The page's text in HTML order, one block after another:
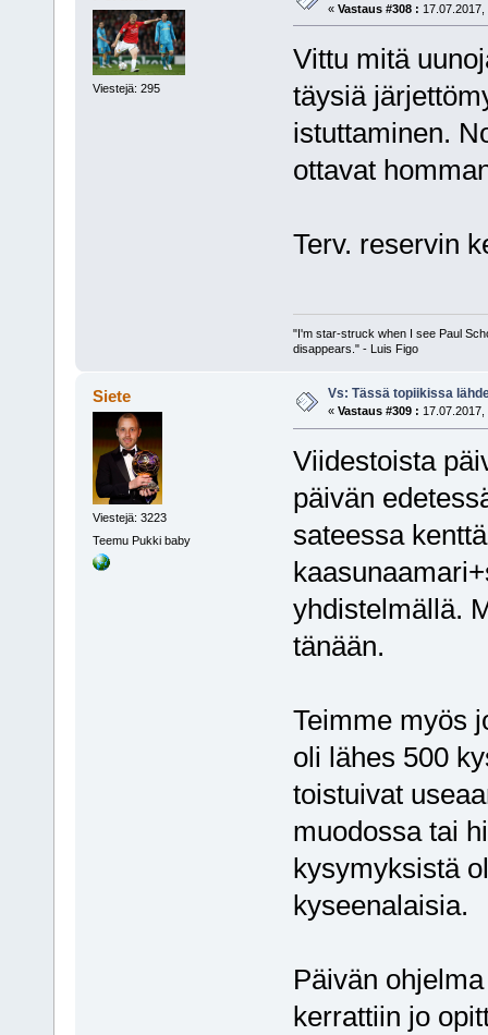
Viestejä: 295
« Vastaus #308 :
Vittu mitä
täysiä
istuttaminen.
ottavat
Terv. reservin
"I'm star-struck when I see Paul
disappears." - Luis Figo
Siete
Viestejä: 3223
Teemu Pukki baby
Vs: Tässä topiikissa
« Vastaus #309 :
Viidestoista
päivän
sateessa
yhdistelmällä.
tänään.
Teimme myös
oli lähes 500
toistuivat
muodossa tai
kysymyksistä
kyseenalaisia.
Päivän
kerrattiin jo